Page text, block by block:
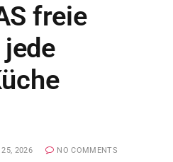
freie
25, 2026 NO COMMENTS